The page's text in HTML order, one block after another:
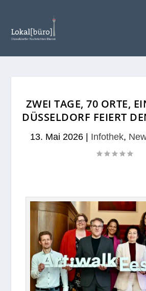
ZWEI TAGE, 70 ORTE,
DÜSSELDORF FEIERT
13. Mai 2026 Infothek,